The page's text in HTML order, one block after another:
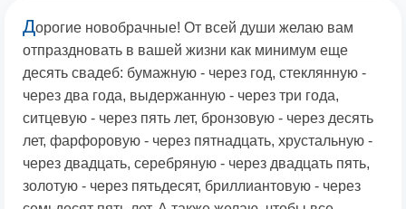
Дорогие новобрачные! От всей души желаю вам
отпраздновать в вашей жизни как минимум еще
десять свадеб: бумажную - через год, стеклянную -
через два года, выдержанную - через три года,
ситцевую - через пять лет, бронзовую - через десять
лет, фарфоровую - через пятнадцать, хрустальную -
через двадцать, серебряную - через двадцать пять,
золотую - через пятьдесят, бриллиантовую - через